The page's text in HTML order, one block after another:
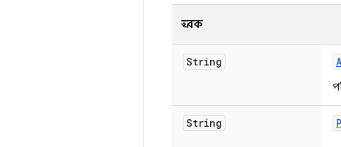
ধ্রুবক
String
String